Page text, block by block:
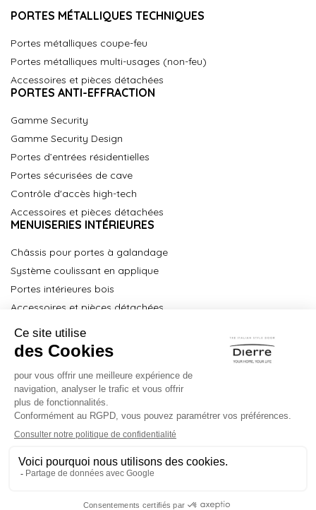
PORTES MÉTALLIQUES TECHNIQUES
Portes métalliques coupe-feu
Portes métalliques multi-usages (non-feu)
Accessoires et pièces détachées
PORTES ANTI-EFFRACTION
Gamme Security
Gamme Security Design
Portes d’entrées résidentielles
Portes sécurisées de cave
Contrôle d'accès high-tech
Accessoires et pièces détachées
MENUISERIES INTÉRIEURES
Châssis pour portes à galandage
Système coulissant en applique
Portes intérieures bois
Accessoires et pièces détachées
Partenaires Key Point
Partenaires Technical Service
Centre de formation
Contact